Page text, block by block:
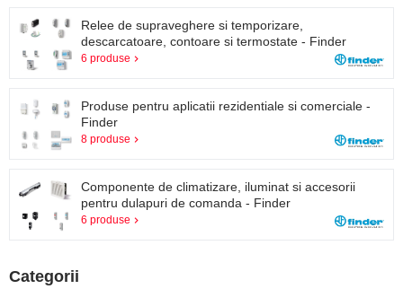
Relee de supraveghere si temporizare,
descarcatoare, contoare si termostate - Finder
6 produse
Produse pentru aplicatii rezidentiale si comerciale -
Finder
8 produse
Componente de climatizare, iluminat si accesorii
pentru dulapuri de comanda - Finder
6 produse
Categorii